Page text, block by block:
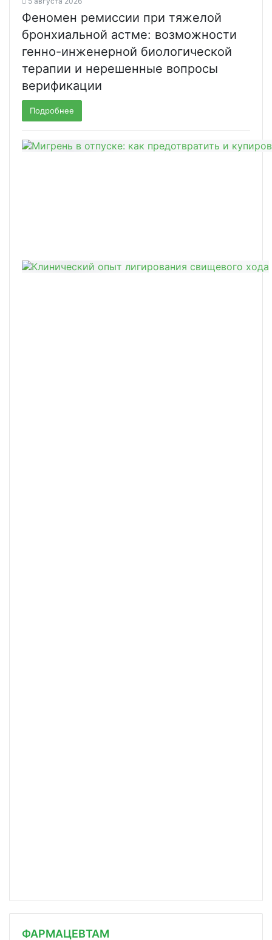
Феномен ремиссии при тяжелой
бронхиальной астме: возможности
генно-инженерной биологической
терапии и нерешенные вопросы
верификации
Подробнее
ФАРМАЦЕВТАМ